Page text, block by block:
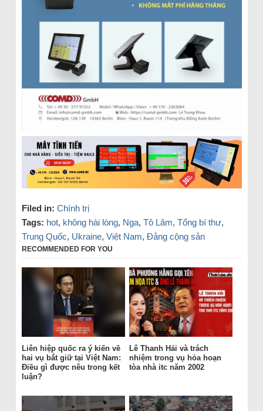
Filed in: Chính trị
Tags: hot, không hài lòng, Nga, Tô Lâm, Tổng bí thư,
Trung Quốc, Ukraine, Việt Nam, Đảng cộng sản
RECOMMENDED FOR YOU
Liên hiệp quốc ra ý kiến về
hai vụ bắt giữ tại Việt Nam:
Điều gì được nêu trong kết
luận?
Lê Thanh Hải và trách
nhiệm trong vụ hỏa hoạn
tòa nhà itc năm 2002